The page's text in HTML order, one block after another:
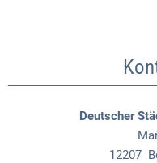
Deutscher
12207